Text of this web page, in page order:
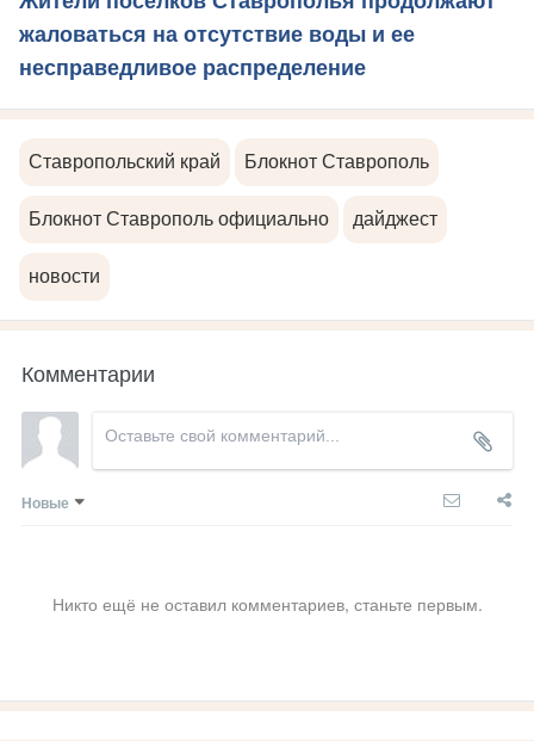
жаловаться на отсутствие воды и ее
несправедливое распределение
Ставропольский край Блокнот Ставрополь
Блокнот Ставрополь официально дайджест
новости
Комментарии
Новые
Никто ещё не оставил комментариев, станьте первым.